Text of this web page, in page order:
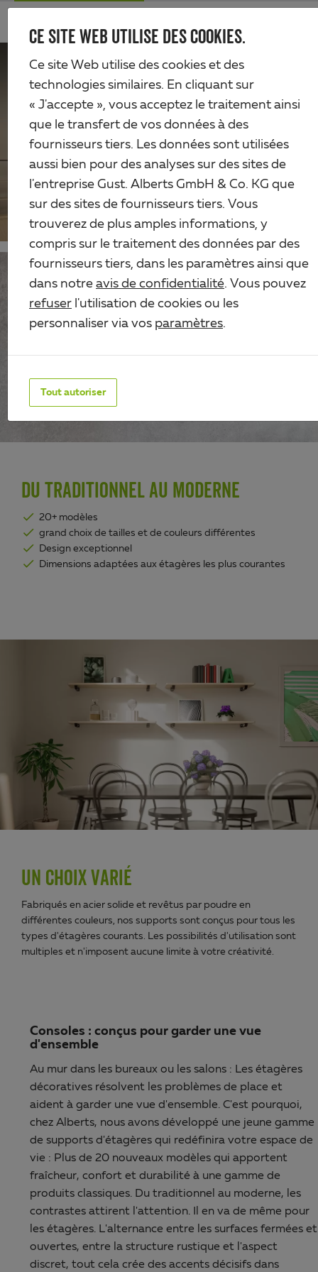
CE SITE WEB UTILISE DES COOKIES.
Ce site Web utilise des cookies et des
technologies similaires. En cliquant sur
« J'accepte », vous acceptez le traitement ainsi
que le transfert de vos données à des
fournisseurs tiers. Les données sont utilisées
aussi bien pour des analyses sur des sites de
l'entreprise Gust. Alberts GmbH & Co. KG que
sur des sites de fournisseurs tiers. Vous
trouverez de plus amples informations, y
compris sur le traitement des données par des
fournisseurs tiers, dans les paramètres ainsi que
dans notre avis de confidentialité. Vous pouvez
refuser l'utilisation de cookies ou les
personnaliser via vos paramètres.
Tout autoriser
Skip
main
content
Alberts
CONSOLES
DU TRADITIONNEL AU MODERNE
20+ modèles
grand choix de tailles et de couleurs différentes
Design exceptionnel
Dimensions adaptées aux étagères les plus courantes
UN CHOIX VARIÉ
Fabriqués en acier solide et revêtus par poudre en
différentes couleurs, nos supports sont conçus pour tous les
types d'étagères courants. Les possibilités d'utilisation sont
multiples et n'imposent aucune limite à votre créativité.
Consoles : conçus pour garder une vue
d'ensemble
Au mur dans les bureaux ou les salons : Les étagères
décoratives résolvent les problèmes de place et
aident à garder une vue d'ensemble. C'est pourquoi,
chez Alberts, nous avons développé une jeune gamme
de supports d'étagères qui redéfinira votre espace de
vie : Plus de 20 nouveaux modèles qui apportent
fraîcheur, confort et durabilité à une gamme de
produits classiques. Du traditionnel au moderne, les
contrastes attirent l'attention. Il en va de même pour
les étagères. L'alternance entre les surfaces fermées et
ouvertes, entre la structure rustique et l'aspect
discret, tout cela crée des accents décisifs dans